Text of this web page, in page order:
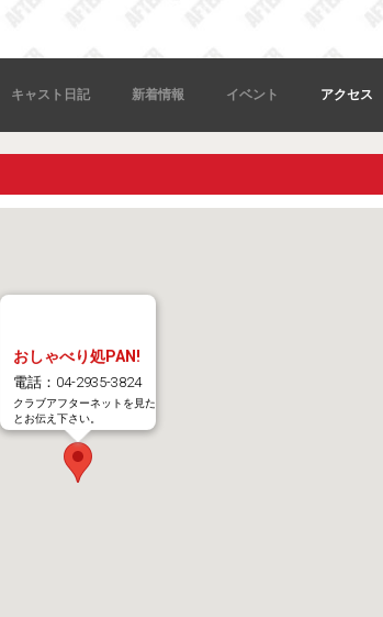
キャスト日記 新着情報 イベント アクセス
おしゃべり処PAN!
電話：04-2935-3824
クラブアフターネットを見た
とお伝え下さい。